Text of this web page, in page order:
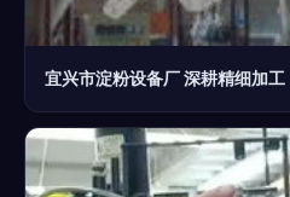
宜兴市淀粉设备厂 深耕精细加